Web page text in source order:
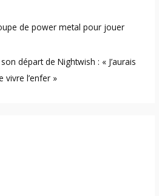
de power metal pour jouer
départ de Nightwish : « J’aurais
l’enfer »